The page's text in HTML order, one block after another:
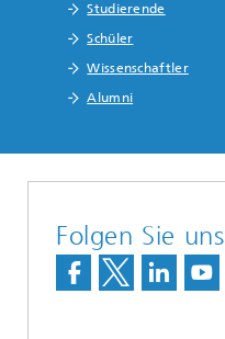
Studierende
Schüler
Wissenschaftler
Alumni
Folgen Sie uns